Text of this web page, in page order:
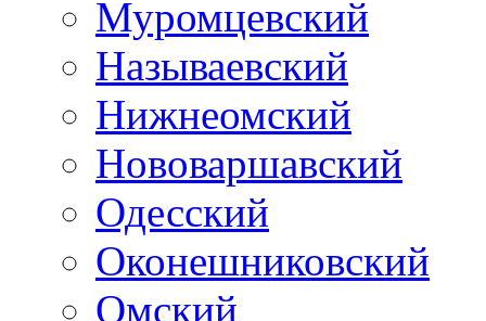
Муромцевский
Называевский
Нижнеомский
Нововаршавский
Одесский
Оконешниковский
Омский